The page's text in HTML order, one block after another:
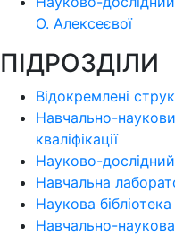
О. Алексеєвої
ПІДРОЗДІЛИ
Відокремлені
Навчально-
кваліфікації
Науково-
Навчальна
Наукова бібліотека
Навчально-